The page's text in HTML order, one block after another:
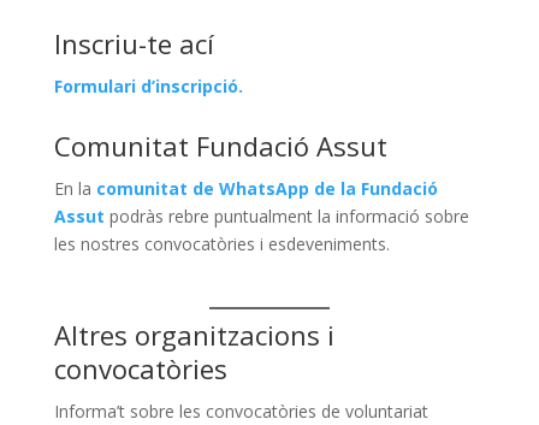
Inscriu-te ací
Formulari d’inscripció.
Comunitat Fundació Assut
En la comunitat de WhatsApp de la Fundació
Assut podràs rebre puntualment la informació sobre
les nostres convocatòries i esdeveniments.
Altres organitzacions i
convocatòries
Informa’t sobre les convocatòries de voluntariat